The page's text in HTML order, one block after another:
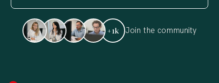
+1k Join the community